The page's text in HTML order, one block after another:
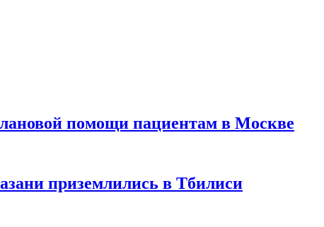
помощи пациентам в Москве
приземлились в Тбилиси